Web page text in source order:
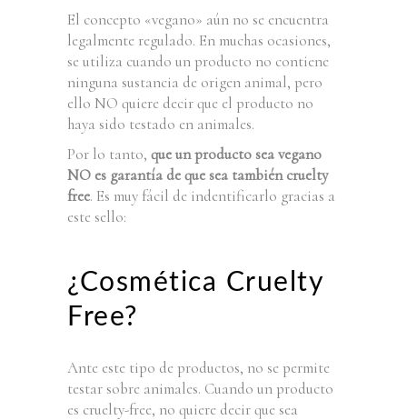
El concepto «vegano» aún no se encuentra
legalmente regulado. En muchas ocasiones,
se utiliza cuando un producto no contiene
ninguna sustancia de origen animal, pero
ello NO quiere decir que el producto no
haya sido testado en animales.
Por lo tanto, que un producto sea vegano
NO es garantía de que sea también cruelty
free. Es muy fácil de indentificarlo gracias a
este sello:
¿Cosmética Cruelty
Free?
Ante este tipo de productos, no se permite
testar sobre animales. Cuando un producto
es cruelty-free, no quiere decir que sea